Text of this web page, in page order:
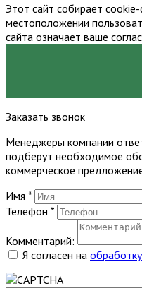
Этот сайт собирает
местоположении
сайта означает ваше
Заказать звонок
Менеджеры компании
подберут необходимое
коммерческое
Имя *
Телефон *
Комментарий:
Я согласен на